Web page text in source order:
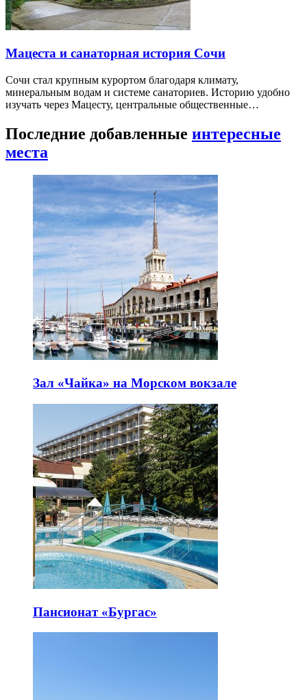
Мацеста и санаторная история Сочи
Сочи стал крупным курортом благодаря климату,
минеральным водам и системе санаториев. Историю удобно
изучать через Мацесту, центральные общественные…
Последние добавленные интересные
места
Зал «Чайка» на Морском вокзале
Пансионат «Бургас»